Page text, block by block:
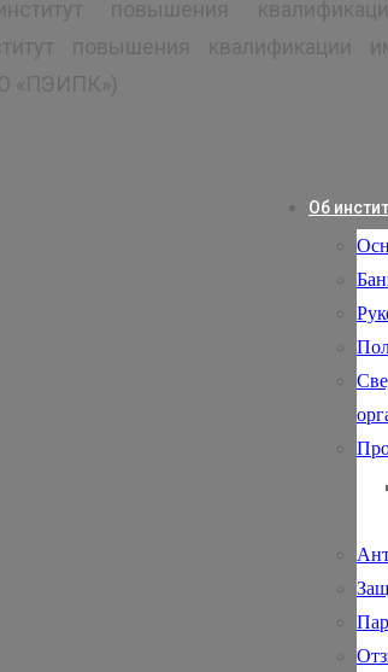
повышения
повышения квалификации
«ПЭИПК»)
Об